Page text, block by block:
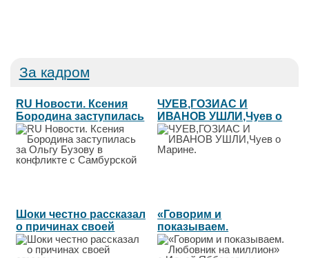
За кадром
RU Новости. Ксения
Бородина заступилась
за Ольгу...
ЧУЕВ,ГОЗИАС И
ИВАНОВ УШЛИ,Чуев о
Марине....
Шоки честно рассказал
о причинах своей
агрессии...
«Говорим и
показываем.
Любовник на
миллион» с...